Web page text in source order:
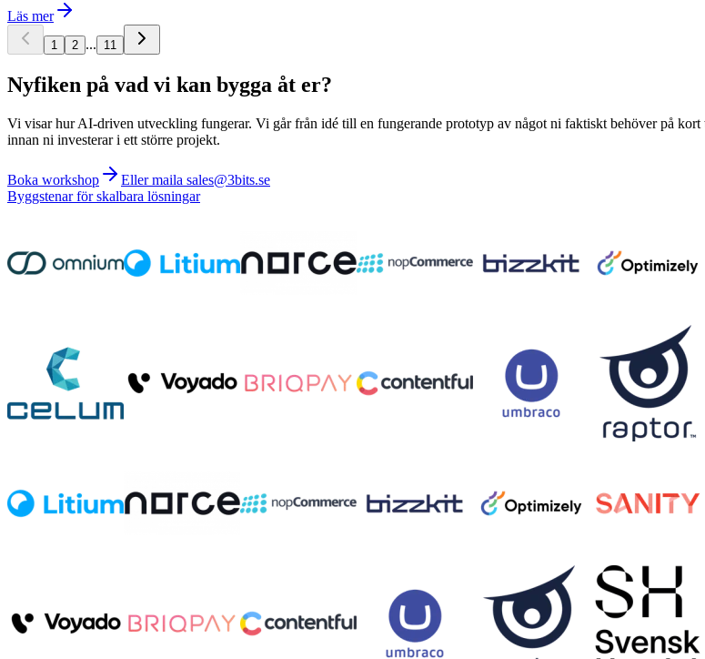
Läs mer
1 2 ... 11
Nyfiken på vad vi kan bygga åt er?
Vi visar hur AI-driven utveckling fungerar. Vi går från idé till en fungerande prototyp av något ni faktiskt behöver på
innan ni investerar i ett större projekt.
Boka workshop
Eller maila sales@3bits.se
Byggstenar för skalbara lösningar